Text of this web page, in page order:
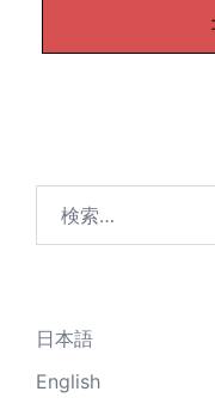
日本語
English